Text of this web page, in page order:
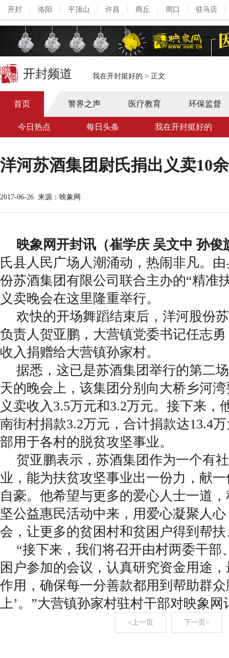
开封 洛阳 平顶山 许昌 商丘 周口 驻马店
开封频道 我在开封挺好的 > 正文
首页 警界之声 医疗教育 环保监督
今日热点 每日头条 我在开封挺好的
洋河苏酒集团尉氏捐出义卖10
2017-06-26 来源：映象网
映象网开封讯（崔学庆 吴文中 孙俊
氏县人民广场人潮涌动，热闹非凡。
份苏酒集团有限公司联合主办的“精准
义卖晚会在这里隆重举行。
欢快的开场舞蹈结束后，洋河股份
负责人贺亚鹏，大营镇党委书记任志勇
收入捐赠给大营镇孙家村。
据悉，这已是苏酒集团举行的第二
天的晚会上，该集团分别向大桥乡河
义卖收入3.5万元和3.2万元。接下来，
南街村捐款3.2万元，合计捐款达13.4
部用于各村的脱贫攻坚事业。
贺亚鹏表示，苏酒集团作为一个有
业，能为扶贫攻坚事业出一份力，献
自豪。他希望与更多的爱心人士一道
坚公益惠民活动中来，用爱心凝聚人
会，让更多的贫困村和贫困户得到帮
“接下来，我们将召开由村两委干部
困户参加的会议，认真研究资金用途
作用，确保每一分善款都用到帮助群众
上’。”大营镇孙家村驻村干部对映象网
<上一页 下一页>